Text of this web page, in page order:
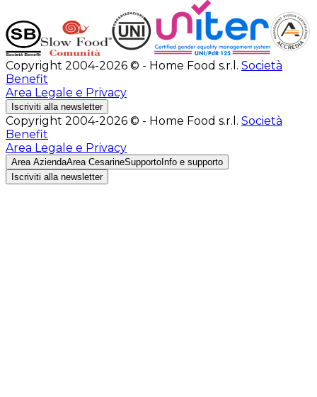
Copyright 2004-2026 © - Home Food s.r.l. Società
Benefit
Area Legale e Privacy
Iscriviti alla newsletter
Copyright 2004-2026 © - Home Food s.r.l. Società
Benefit
Area Legale e Privacy
Area AziendaArea CesarineSupporto Info e supporto
Iscriviti alla newsletter